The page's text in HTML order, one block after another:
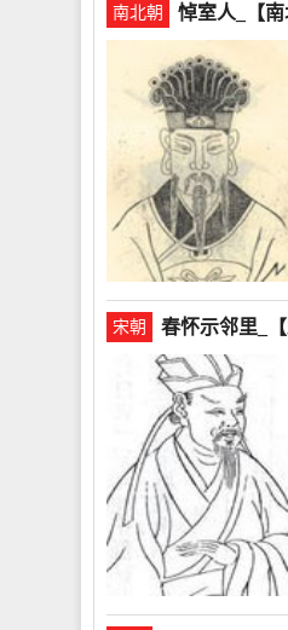
南北朝 悼室人_【南
宋朝 春怀示邻里_